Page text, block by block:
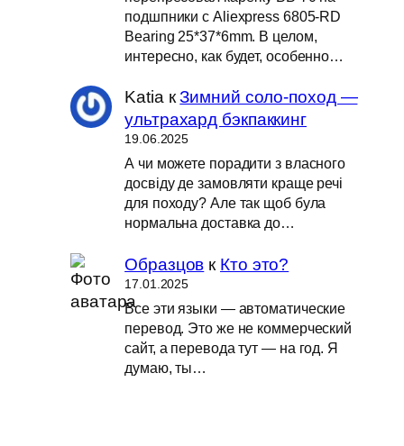
подшпники с Aliexpress 6805-RD
Bearing 25*37*6mm. В целом,
интересно, как будет, особенно…
KatiaкЗимний соло-поход —
ультрахард бэкпаккинг
19.06.2025
А чи можете порадити з власного
досвіду де замовляти краще речі
для походу? Але так щоб була
нормальна доставка до…
Образцов к Кто это?
17.01.2025
Все эти языки — автоматические
перевод. Это же не коммерческий
сайт, а перевода тут — на год. Я
думаю, ты…